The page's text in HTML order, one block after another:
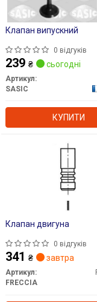
Клапан випускний
0 відгуків
239 ₴ сьогодні
Артикул:
SASIC
КУПИТИ
Клапан двигуна
0 відгуків
341 ₴ завтра
Артикул:
FRECCIA